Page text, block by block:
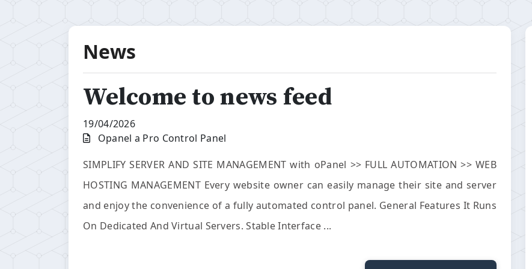
News
Welcome to news feed
19/04/2026
Opanel a Pro Control Panel
SIMPLIFY SERVER AND SITE MANAGEMENT with oPanel >> FULL AUTOMATION >> WEB
HOSTING MANAGEMENT Every website owner can easily manage their site and server
and enjoy the convenience of a fully automated control panel. General Features It Runs
On Dedicated And Virtual Servers. Stable Interface ...